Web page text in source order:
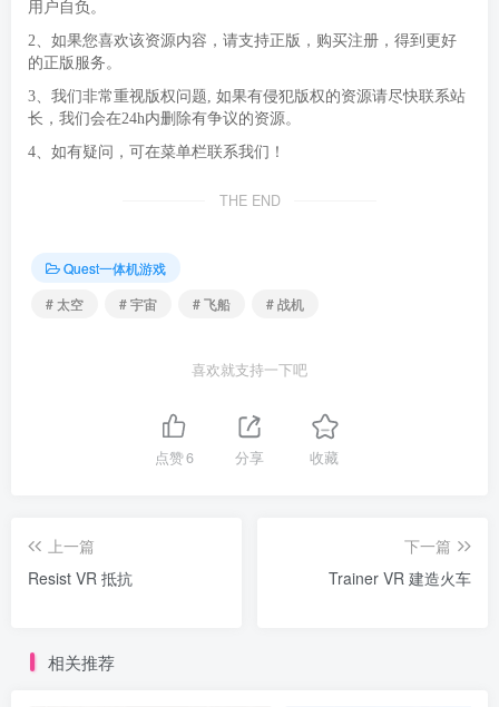
用户自负。
2、如果您喜欢该资源内容，请支持正版，购买注册，得到更好
的正版服务。
3、我们非常重视版权问题, 如果有侵犯版权的资源请尽快联系站
长，我们会在24h内删除有争议的资源。
4、如有疑问，可在菜单栏联系我们！
THE END
Quest一体机游戏
# 太空
# 宇宙 # 飞船 # 战机
喜欢就支持一下吧
点赞6 分享 收藏
上一篇
Resist VR 抵抗
下一篇
Trainer VR 建造火车
相关推荐